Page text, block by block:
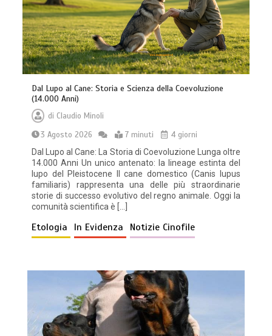
Dal Lupo al Cane: Storia e Scienza della Coevoluzione
(14.000 Anni)
di Claudio Minoli
3 Agosto 2026
7 minuti
4 giorni
Dal Lupo al Cane: La Storia di Coevoluzione Lunga oltre
14.000 Anni Un unico antenato: la lineage estinta del
lupo del Pleistocene Il cane domestico (Canis lupus
familiaris) rappresenta una delle più straordinarie
storie di successo evolutivo del regno animale. Oggi la
comunità scientifica è […]
Etologia In Evidenza Notizie Cinofile